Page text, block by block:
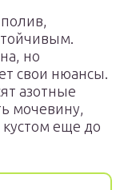
но
свои нюансы.
азотные
мочевину,
еще до